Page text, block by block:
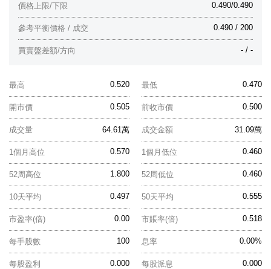
0.490/0.490
價格上限/下限
0.490 / 200
參考平衡價格 / 成交
- / -
買賣盤差額/方向
0.520
最高 0.470
最低
0.505
開市價 0.500
前收市價
64.61萬
成交量 31.09萬
成交金額
0.570
1個月高位 0.460
1個月低位
1.800
52周高位 0.460
52周低位
0.497
10天平均 0.555
50天平均
0.00
市盈率(倍) 0.518
市賬率(倍)
100
每手股數 0.00%
息率
0.000
每股盈利 0.000
每股派息